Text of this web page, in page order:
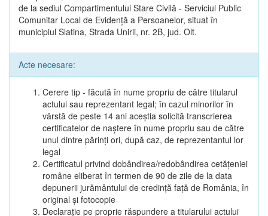
de la sediul Compartimentului Stare Civilă - Serviciul Public
Comunitar Local de Evidență a Persoanelor, situat în
municipiul Slatina, Strada Unirii, nr. 2B, jud. Olt.
Acte necesare:
Cerere tip - făcută în nume propriu de către titularul
actului sau reprezentant legal; în cazul minorilor în
vârstă de peste 14 ani aceștia solicită transcrierea
certificatelor de naștere în nume propriu sau de către
unul dintre părinți ori, după caz, de reprezentantul lor
legal
Certificatul privind dobândirea/redobândirea cetățeniei
române eliberat în termen de 90 de zile de la data
depunerii jurământului de credință față de România, în
original și fotocopie
Declarație pe proprie răspundere a titularului actului